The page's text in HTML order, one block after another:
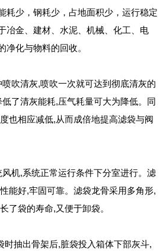
耗少，钢耗少，占地面积少，运行稳定
冶金、建材、水泥、机械、化工、电
净化与物料的回收。
吹清灰,喷吹一次就可达到彻底清灰的
了清灰能耗,压气耗量可大为降低。同
也相应减低,从而成倍地提高滤袋与阀
机,系统正常运行条件下分室进行。滤
能好,牢固可靠。滤袋龙骨采用多角形,
了袋的寿命,又便于卸袋。
时抽出骨架后,脏袋投入箱体下部灰斗,